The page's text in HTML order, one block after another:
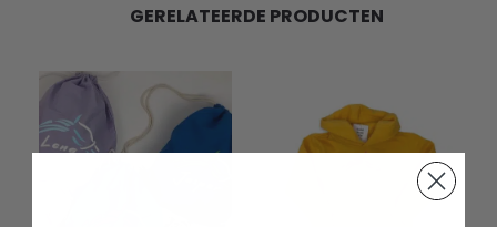
GERELATEERDE PRODUCTEN